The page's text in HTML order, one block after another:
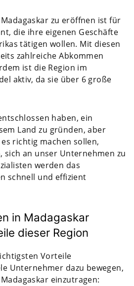
zu eröffnen ist für
die ihre eigenen Geschäfte
tätigen wollen. Mit diesen
zahlreiche Abkommen
ist die Region im
aktiv, da sie über 6 große
haben, ein
Land zu gründen, aber
richtig machen sollen,
sich an unser Unternehmen zu
werden das
schnell und effizient
in Madagaskar
dieser Region
Vorteile
Unternehmer dazu bewegen,
einzutragen: